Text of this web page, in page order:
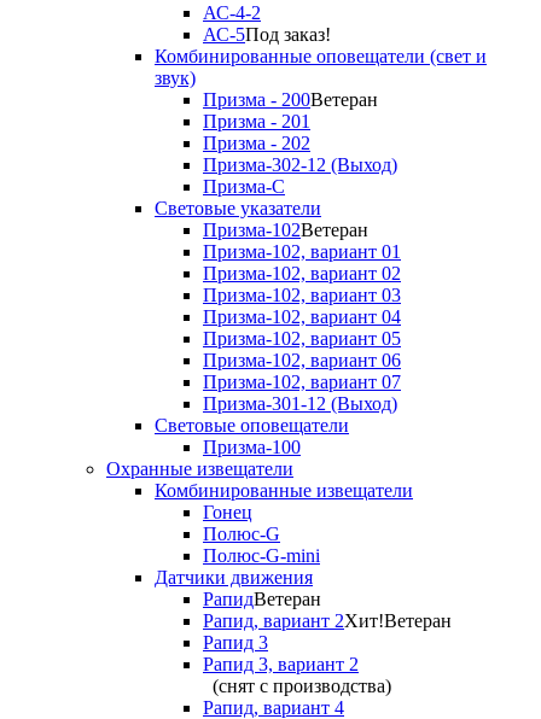
АС-4-2
АС-5Под заказ!
Комбинированные оповещатели (свет и
звук)
Призма - 200Ветеран
Призма - 201
Призма - 202
Призма-302-12 (Выход)
Призма-С
Световые указатели
Призма-102Ветеран
Призма-102, вариант 01
Призма-102, вариант 02
Призма-102, вариант 03
Призма-102, вариант 04
Призма-102, вариант 05
Призма-102, вариант 06
Призма-102, вариант 07
Призма-301-12 (Выход)
Световые оповещатели
Призма-100
Охранные извещатели
Комбинированные извещатели
Гонец
Полюс-G
Полюс-G-mini
Датчики движения
РапидВетеран
Рапид, вариант 2Хит!Ветеран
Рапид 3
Рапид 3, вариант 2
(снят с производства)
Рапид, вариант 4